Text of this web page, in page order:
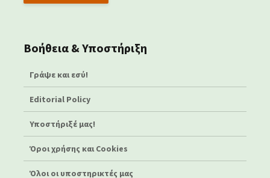
Βοήθεια & Υποστήριξη
Γράψε και εσύ!
Editorial Policy
Υποστήριξέ μας!
Όροι χρήσης και Cookies
Όλοι οι υποστηρικτές μας